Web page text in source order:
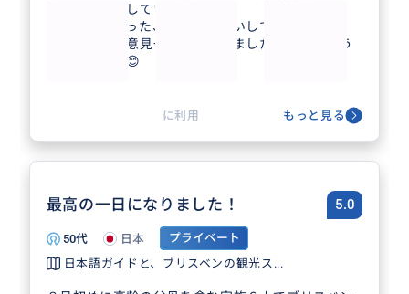
うほどに充実していました。
とても楽しかった、ガイドお願いして良かったね、
と参加者全員意見一致。喜んでました。ありがとう
ございました😊
に利用 もっと見る
最高の一日になりました！ 5.0
50代 日本
プライベート
日本語ガイドと、ブリスベンの観光ス...